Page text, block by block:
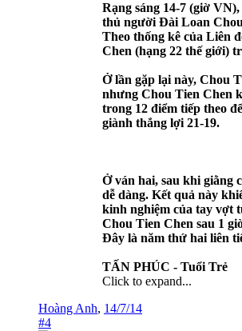
Rạng sáng 14-7 (giờ
thủ người Đài Loan
Theo thống kê của Liên
Chen (hạng 22 thế giới)
Ở lần gặp lại này, Chou
nhưng Chou Tien Chen
trong 12 điểm tiếp theo
giành thắng lợi 21-19.
Ở ván hai, sau khi giằng
dễ dàng. Kết quả này
kinh nghiệm của tay vợt
Chou Tien Chen sau 1
Đây là năm thứ hai liên
TẤN PHÚC - Tuổi Trẻ
Click to expand...
Hoàng Anh, 14/7/14
#4